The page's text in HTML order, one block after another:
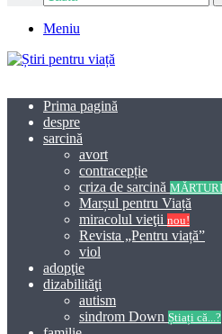
Meniu
Prima pagină
despre
sarcină
avort
contracepție
criza de sarcină
Marșul pentru Viață
miracolul vieţii nou!
Revista „Pentru viață”
viol
adopţie
dizabilităţi
autism
sindrom Down Știați că...?